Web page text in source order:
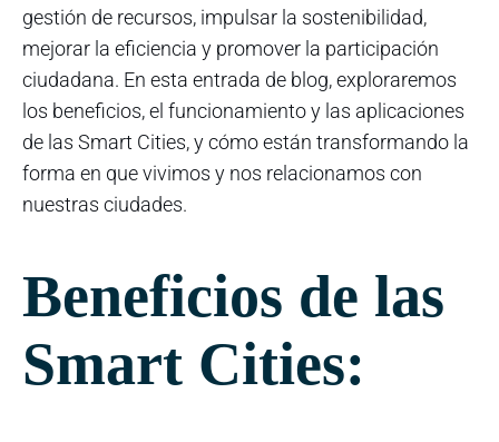
gestión de recursos, impulsar la sostenibilidad,
mejorar la eficiencia y promover la participación
ciudadana. En esta entrada de blog, exploraremos
los beneficios, el funcionamiento y las aplicaciones
de las Smart Cities, y cómo están transformando la
forma en que vivimos y nos relacionamos con
nuestras ciudades.
Beneficios de las
Smart Cities: